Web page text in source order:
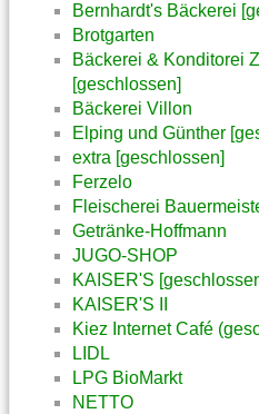
Bernhardt's Bäckerei
Brotgarten
Bäckerei & Konditorei
[geschlossen]
Bäckerei Villon
Elping und Günther
extra [geschlossen]
Ferzelo
Fleischerei
Getränke-Hoffmann
JUGO-SHOP
KAISER'S
KAISER'S II
Kiez Internet Café
LIDL
LPG BioMarkt
NETTO